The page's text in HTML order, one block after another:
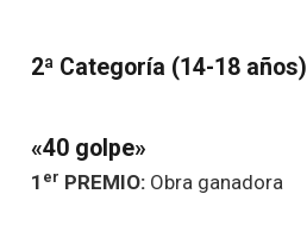
2ª Categoría (14-18 años)
«40 golpe»
1 er PREMIO:Obra ganadora